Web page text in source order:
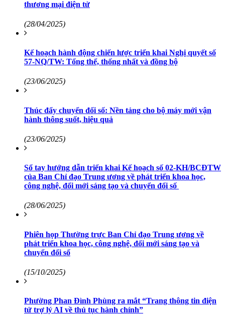
thương mại điện tử
(28/04/2025)
Kế hoạch hành động chiến lược triển khai Nghị quyết số
57-NQ/TW: Tổng thể, thống nhất và đồng bộ
(23/06/2025)
Thúc đẩy chuyển đổi số: Nền tảng cho bộ máy mới vận
hành thông suốt, hiệu quả
(23/06/2025)
Sổ tay hướng dẫn triển khai Kế hoạch số 02-KH/BCĐTW
của Ban Chỉ đạo Trung ương về phát triển khoa học,
công nghệ, đổi mới sáng tạo và chuyển đổi số
(28/06/2025)
Phiên họp Thường trực Ban Chỉ đạo Trung ương về
phát triển khoa học, công nghệ, đổi mới sáng tạo và
chuyển đổi số
(15/10/2025)
Phường Phan Đình Phùng ra mắt “Trang thông tin điện
tử trợ lý AI về thủ tục hành chính”